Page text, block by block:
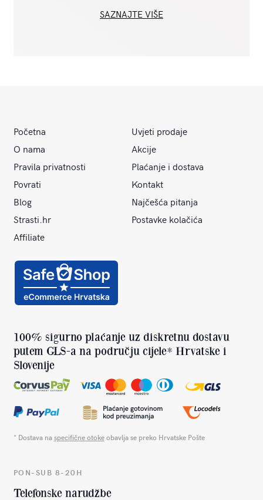
SAZNAJTE VIŠE
Početna
Uvjeti prodaje
O nama
Akcije
Pravila privatnosti
Plaćanje i dostava
Povrati
Kontakt
Blog
Najčešća pitanja
Strasti.hr
Postavke kolačića
Affiliate
100% sigurno plaćanje uz diskretnu dostavu
putem GLS-a na području cijele* Hrvatske i
Slovenije
* Dostava naspecifične otokeobavlja se preko Hrvatske Pošte
PON-SUB 8-20H
Telefonske narudžbe